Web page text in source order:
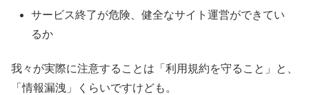
サービス終了が危険、健全なサイト運営ができてい
るか
我々が実際に注意することは「利用規約を守ること」と、
「情報漏洩」くらいですけども。